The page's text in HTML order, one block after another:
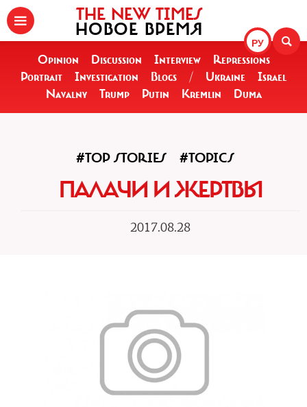
РУ
THE NEW TIMES
НОВОЕ ВРЕМЯ
Opinion Discussion Interview
Repressions
Portrait
Investigation Blogs / Ukraine
Israel
Navalny
Trump Putin Kremlin Duma
#TOP STORIES #TOPICS
ПАЛАЧИ И ЖЕРТВЫ
2017.08.28